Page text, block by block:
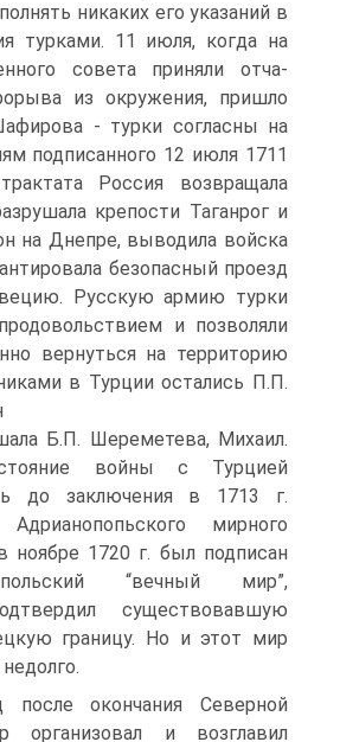
никаких его указаний в
турками. 11 июля, когда на
совета приняли отча­
из окружения, пришло
- турки согласны на
подпи­санного 12 июля 1711
Россия воз­вращала
крепости Таганрог и
на Днепре, выводила войска
безопасный проезд
Рус­скую армию турки
и поз­воляли
вернуться на территорию
в Турции остались П.П.
Б.П. Шереметева, Михаил.
войны с Турцией
до заключения в 1713 г.
Адрианопопьского мирного
ноябре 1720 г. был подписан
“веч­ный мир”,
существовавшую
границу. Но и этот мир
после окончания Северной
ор­ганизовал и возглавил